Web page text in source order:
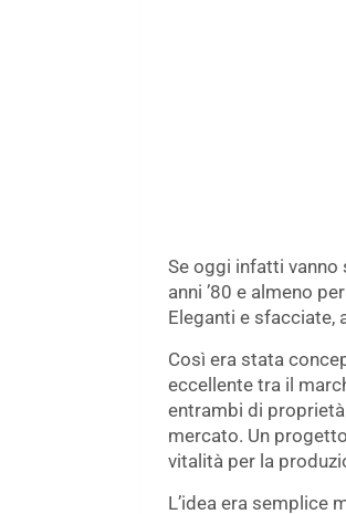
Se oggi infatti
anni ’80 e almeno
Eleganti e sfacciate,
Così era stata
eccellente tra il
entrambi di proprietà
mercato. Un
vitalità per la
L’idea era semplice